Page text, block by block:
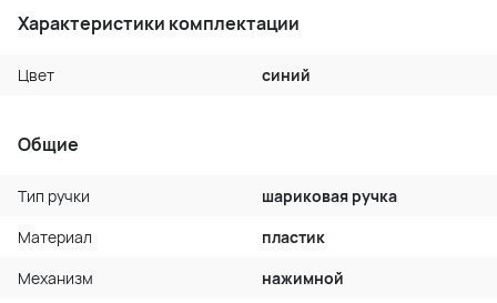
Характеристики комплектации
Цвет синий
Общие
Тип ручки
шариковая ручка
Материал
пластик
Механизм
нажимной